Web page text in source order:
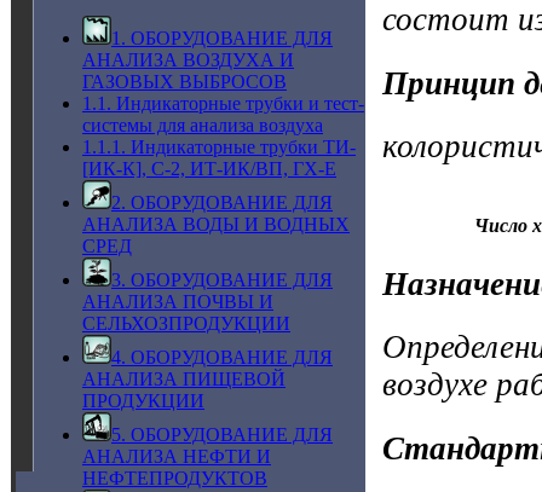
1. ОБОРУДОВАНИЕ ДЛЯ
АНАЛИЗА ВОЗДУХА И
ГАЗОВЫХ ВЫБРОСОВ
1.1. Индикаторные трубки и тест-
системы для анализа воздуха
1.1.1. Индикаторные трубки ТИ-
[ИК-К], С-2, ИТ-ИК/ВП, ГХ-Е
2. ОБОРУДОВАНИЕ ДЛЯ
АНАЛИЗА ВОДЫ И ВОДНЫХ
СРЕД
3. ОБОРУДОВАНИЕ ДЛЯ
АНАЛИЗА ПОЧВЫ И
СЕЛЬХОЗПРОДУКЦИИ
4. ОБОРУДОВАНИЕ ДЛЯ
АНАЛИЗА ПИЩЕВОЙ
ПРОДУКЦИИ
5. ОБОРУДОВАНИЕ ДЛЯ
АНАЛИЗА НЕФТИ И
НЕФТЕПРОДУКТОВ
состоит
Принцип
Число
воздухе